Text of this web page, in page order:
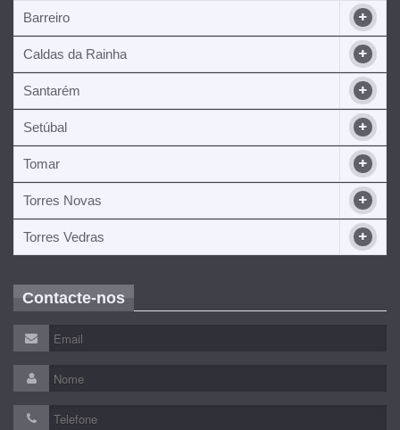
Barreiro
Caldas da Rainha
Santarém
Setúbal
Tomar
Torres Novas
Torres Vedras
Contacte-nos